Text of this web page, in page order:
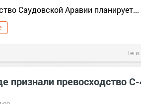
Саудовской Аравии планирует...
Теги:
признали превосходство